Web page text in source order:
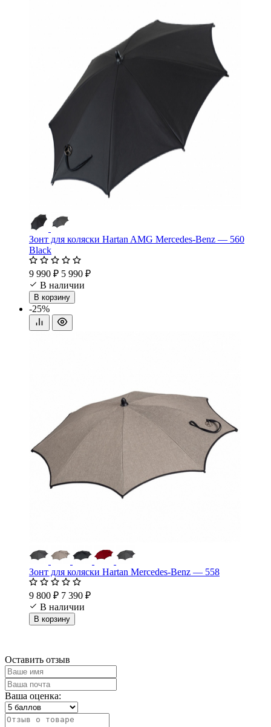
Зонт для коляски Hartan AMG Mercedes-Benz — 560
Black
9 990 ₽ 5 990 ₽
В наличии
В корзину
-25%
Зонт для коляски Hartan Mercedes-Benz — 558
9 800 ₽ 7 390 ₽
В наличии
В корзину
Оставить отзыв
Ваша оценка: